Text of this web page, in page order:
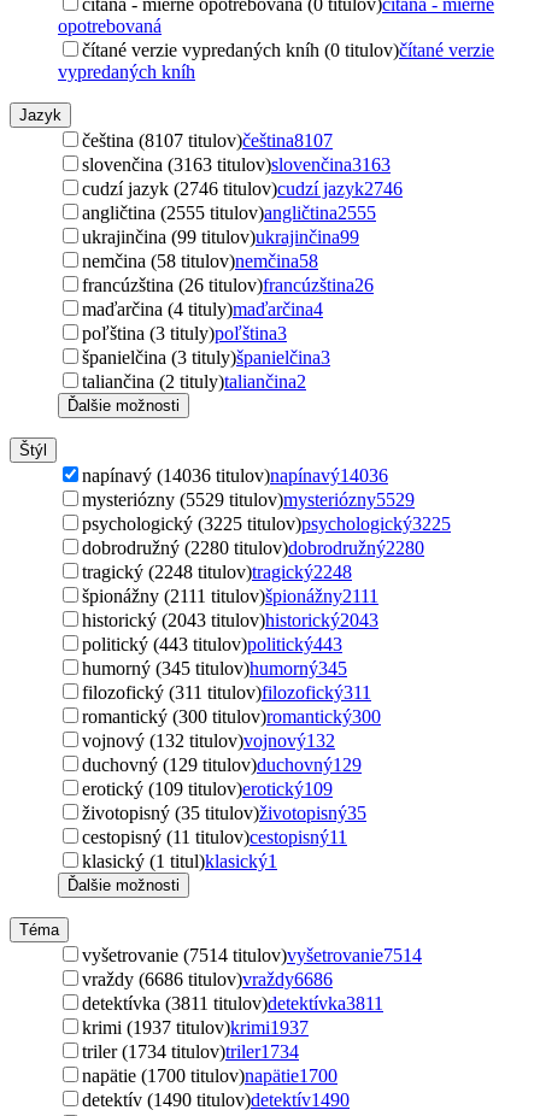
čítaná - mierne opotrebovaná (0 titulov)čítaná - mierne
opotrebovaná
čítané verzie vypredaných kníh (0 titulov)čítané verzie
vypredaných kníh
Jazyk
čeština (8107 titulov)čeština8107
slovenčina (3163 titulov)slovenčina3163
cudzí jazyk (2746 titulov)cudzí jazyk2746
angličtina (2555 titulov)angličtina2555
ukrajinčina (99 titulov)ukrajinčina99
nemčina (58 titulov)nemčina58
francúzština (26 titulov)francúzština26
maďarčina (4 tituly)maďarčina4
poľština (3 tituly)poľština3
španielčina (3 tituly)španielčina3
taliančina (2 tituly)taliančina2
Ďalšie možnosti
Štýl
napínavý (14036 titulov)napínavý14036
mysteriózny (5529 titulov)mysteriózny5529
psychologický (3225 titulov)psychologický3225
dobrodružný (2280 titulov)dobrodružný2280
tragický (2248 titulov)tragický2248
špionážny (2111 titulov)špionážny2111
historický (2043 titulov)historický2043
politický (443 titulov)politický443
humorný (345 titulov)humorný345
filozofický (311 titulov)filozofický311
romantický (300 titulov)romantický300
vojnový (132 titulov)vojnový132
duchovný (129 titulov)duchovný129
erotický (109 titulov)erotický109
životopisný (35 titulov)životopisný35
cestopisný (11 titulov)cestopisný11
klasický (1 titul)klasický1
Ďalšie možnosti
Téma
vyšetrovanie (7514 titulov)vyšetrovanie7514
vraždy (6686 titulov)vraždy6686
detektívka (3811 titulov)detektívka3811
krimi (1937 titulov)krimi1937
triler (1734 titulov)triler1734
napätie (1700 titulov)napätie1700
detektív (1490 titulov)detektív1490